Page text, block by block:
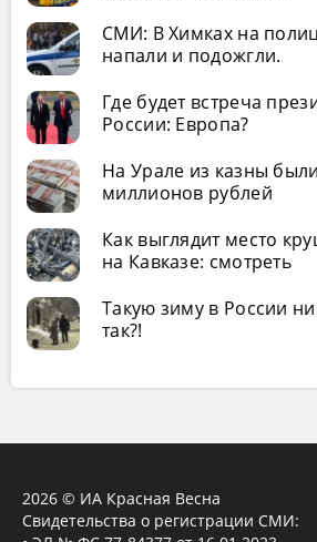
СМИ: В Химках на
напали и подожгли.
Где будет встреча
России: Европа?
На Урале из казны
миллионов рублей
Как выглядит место
на Кавказе: смотреть
Такую зиму в России
так?!
2026 © ИА Красная Весна
Свидетельства о регистрации СМИ: